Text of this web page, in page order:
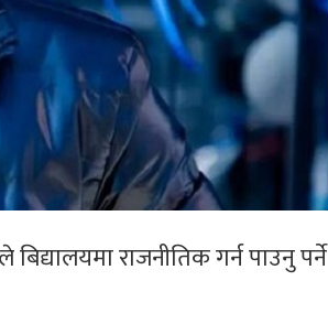
राजनीतिक गर्न पाउनु पर्ने